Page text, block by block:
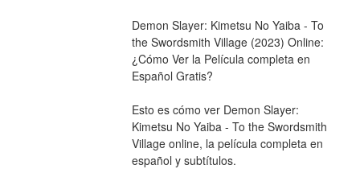
Demon Slayer: Kimetsu No Yaiba - To
the Swordsmith Village (2023) Online:
¿Cómo Ver la Película completa en
Español Gratis?
Esto es cómo ver Demon Slayer:
Kimetsu No Yaiba - To the Swordsmith
Village online, la película completa en
español y subtítulos.